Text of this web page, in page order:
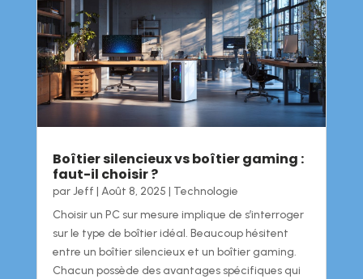
Boîtier silencieux vs boîtier gaming :
faut-il choisir ?
parJeff | Août 8, 2025 | Technologie
Choisir un PC sur mesure implique de s’interroger
sur le type de boîtier idéal. Beaucoup hésitent
entre un boîtier silencieux et un boîtier gaming.
Chacun possède des avantages spécifiques qui